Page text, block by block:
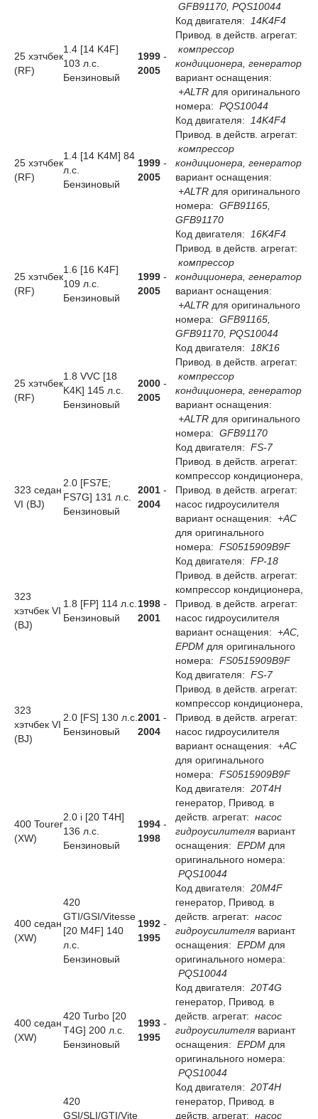
GFB91170, PQS10044
25 хэтчбек
(RF)
1.4 [14 K4F]
103 л.с.
Бензиновый
1999 -
2005
Код двигателя:
14K4F4
Привод. в действ. агрегат:
компрессор
кондиционера, генератор
вариант оснащения:
+ALTR для оригинального
номера: PQS10044
25 хэтчбек
(RF)
1.4 [14 K4M] 84
л.с.
Бензиновый
1999 -
2005
Код двигателя:
14K4F4
Привод. в действ. агрегат:
компрессор
кондиционера, генератор
вариант оснащения:
+ALTR для оригинального
номера: GFB91165,
GFB91170
25 хэтчбек
(RF)
1.6 [16 K4F]
109 л.с.
Бензиновый
1999 -
2005
Код двигателя:
16K4F4
Привод. в действ. агрегат:
компрессор
кондиционера, генератор
вариант оснащения:
+ALTR для оригинального
номера: GFB91165,
GFB91170, PQS10044
25 хэтчбек
(RF)
1.8 VVC [18
K4K] 145 л.с.
Бензиновый
2000 -
2005
Код двигателя:
18K16
Привод. в действ. агрегат:
компрессор
кондиционера, генератор
вариант оснащения:
+ALTR для оригинального
номера: GFB91170
323 седан
VI (BJ)
2.0 [FS7E;
FS7G] 131 л.с.
Бензиновый
2001 -
2004
Код двигателя: FS-7
Привод. в действ. агрегат:
компрессор кондиционера,
Привод. в действ. агрегат:
насос гидроусилителя
вариант оснащения: +AC
для оригинального
номера: FS0515909B9F
323
хэтчбек VI
(BJ)
1.8 [FP] 114 л.с.
Бензиновый
1998 -
2001
Код двигателя: FP-18
Привод. в действ. агрегат:
компрессор кондиционера,
Привод. в действ. агрегат:
насос гидроусилителя
вариант оснащения: +AC,
EPDM для оригинального
номера: FS0515909B9F
323
хэтчбек VI
(BJ)
2.0 [FS] 130 л.с.
Бензиновый
2001 -
2004
Код двигателя: FS-7
Привод. в действ. агрегат:
компрессор кондиционера,
Привод. в действ. агрегат:
насос гидроусилителя
вариант оснащения: +AC
для оригинального
номера: FS0515909B9F
400 Tourer
(XW)
2.0 i [20 T4H]
136 л.с.
Бензиновый
1994 -
1998
Код двигателя: 20T4H
генератор, Привод. в
действ. агрегат: насос
гидроусилителя вариант
оснащения: EPDM для
оригинального номера:
PQS10044
400 седан
(XW)
420
GTI/GSI/Vitesse
[20 M4F] 140
л.с.
Бензиновый
1992 -
1995
Код двигателя: 20M4F
генератор, Привод. в
действ. агрегат: насос
гидроусилителя вариант
оснащения: EPDM для
оригинального номера:
PQS10044
400 седан
(XW)
420 Turbo [20
T4G] 200 л.с.
Бензиновый
1993 -
1995
Код двигателя: 20T4G
генератор, Привод. в
действ. агрегат: насос
гидроусилителя вариант
оснащения: EPDM для
оригинального номера:
PQS10044
420
GSI/SLI/GTI/Vite
Код двигателя: 20T4H
генератор, Привод. в
действ. агрегат: насос